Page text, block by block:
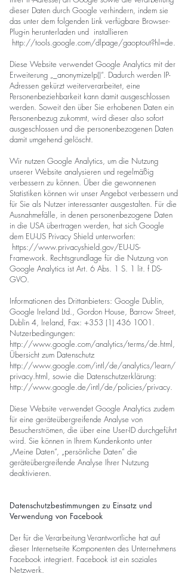
dieser Daten durch Google verhindern, indem sie
das unter dem folgenden Link verfügbare Browser-
Plug-in herunterladen und installieren
http://tools.google.com/dlpage/gaoptout?hl=de.
Diese Website verwendet Google Analytics mit der
Erweiterung „_anonymizeIp()“. Dadurch werden IP-
Adressen gekürzt weiterverarbeitet, eine
Personenbeziehbarkeit kann damit ausgeschlossen
werden. Soweit den über Sie erhobenen Daten ein
Personenbezug zukommt, wird dieser also sofort
ausgeschlossen und die personenbezogenen Daten
damit umgehend gelöscht.
Wir nutzen Google Analytics, um die Nutzung
unserer Website analysieren und regelmäßig
verbessern zu können. Über die gewonnenen
Statistiken können wir unser Angebot verbessern und
für Sie als Nutzer interessanter ausgestalten. Für die
Ausnahmefälle, in denen personenbezogene Daten
in die USA übertragen werden, hat sich Google
dem EU-US Privacy Shield unterworfen:
https://www.privacyshield.gov/EU-US-
Framework. Rechtsgrundlage für die Nutzung von
Google Analytics ist Art. 6 Abs. 1 S. 1 lit. f DS-
GVO.
Informationen des Drittanbieters: Google Dublin,
Google Ireland Ltd., Gordon House, Barrow Street,
Dublin 4, Ireland, Fax: +353 (1) 436 1001.
Nutzerbedingungen:
http://www.google.com/analytics/terms/de.html,
Übersicht zum Datenschutz
http://www.google.com/intl/de/analytics/learn/
privacy.html, sowie die Datenschutzerklärung:
http://www.google.de/intl/de/policies/privacy.
Diese Website verwendet Google Analytics zudem
für eine geräteübergreifende Analyse von
Besucherströmen, die über eine User-ID durchgeführt
wird. Sie können in Ihrem Kundenkonto unter
„Meine Daten“, „persönliche Daten“ die
geräteübergreifende Analyse Ihrer Nutzung
deaktivieren.
Datenschutzbestimmungen zu Einsatz und
Verwendung von Facebook
Der für die Verarbeitung Verantwortliche hat auf
dieser Internetseite Komponenten des Unternehmens
Facebook integriert. Facebook ist ein soziales
Netzwerk.